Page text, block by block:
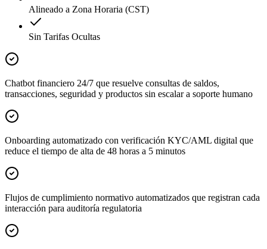
Alineado a Zona Horaria (CST)
Sin Tarifas Ocultas
Chatbot financiero 24/7 que resuelve consultas de saldos,
transacciones, seguridad y productos sin escalar a soporte humano
Onboarding automatizado con verificación KYC/AML digital que
reduce el tiempo de alta de 48 horas a 5 minutos
Flujos de cumplimiento normativo automatizados que registran cada
interacción para auditoría regulatoria